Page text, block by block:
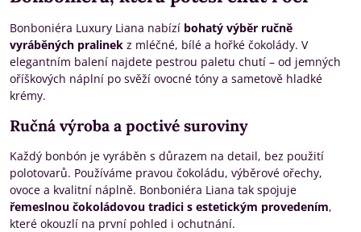
Bonboniéra Luxury Liana nabízí bohatý výběr ručně
vyráběných pralinek z mléčné, bílé a hořké čokolády. V
elegantním balení najdete pestrou paletu chutí – od jemných
oříškových náplní po svěží ovocné tóny a sametově hladké
krémy.
Ručná výroba a poctivé suroviny
Každý bonbón je vyráběn s důrazem na detail, bez použití
polotovarů. Používáme pravou čokoládu, výběrové ořechy,
ovoce a kvalitní náplně. Bonboniéra Liana tak spojuje
řemeslnou čokoládovou tradici s estetickým provedením,
které okouzlí na první pohled i ochutnání.